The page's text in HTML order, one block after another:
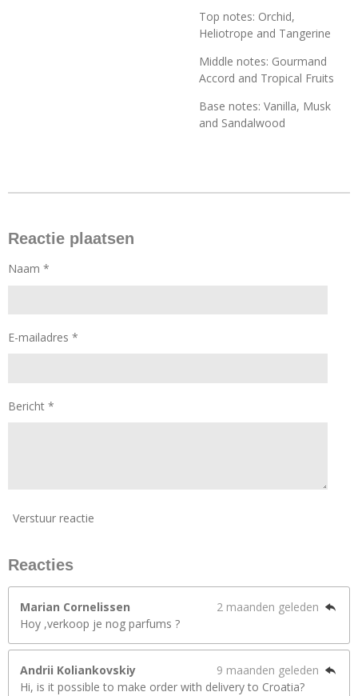
Top notes: Orchid,
Heliotrope and Tangerine
Middle notes: Gourmand
Accord and Tropical Fruits
Base notes: Vanilla, Musk
and Sandalwood
Reactie plaatsen
Naam *
E-mailadres *
Bericht *
Verstuur reactie
Reacties
Marian Cornelissen
2 maanden geleden
Hoy ,verkoop je nog parfums ?
Andrii Koliankovskiy
9 maanden geleden
Hi, is it possible to make order with delivery to Croatia?